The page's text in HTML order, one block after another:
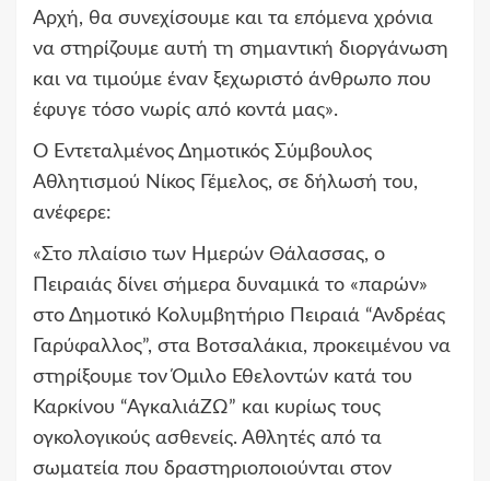
Αρχή, θα συνεχίσουμε και τα επόμενα χρόνια
να στηρίζουμε αυτή τη σημαντική διοργάνωση
και να τιμούμε έναν ξεχωριστό άνθρωπο που
έφυγε τόσο νωρίς από κοντά μας».
Ο Εντεταλμένος Δημοτικός Σύμβουλος
Αθλητισμού Νίκος Γέμελος, σε δήλωσή του,
ανέφερε:
«Στο πλαίσιο των Ημερών Θάλασσας, ο
Πειραιάς δίνει σήμερα δυναμικά το «παρών»
στο Δημοτικό Κολυμβητήριο Πειραιά “Ανδρέας
Γαρύφαλλος”, στα Βοτσαλάκια, προκειμένου να
στηρίξουμε τον Όμιλο Εθελοντών κατά του
Καρκίνου “ΑγκαλιάΖΩ” και κυρίως τους
ογκολογικούς ασθενείς. Αθλητές από τα
σωματεία που δραστηριοποιούνται στον